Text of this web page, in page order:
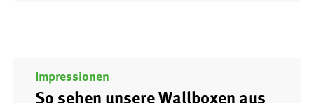
Impressionen
So sehen unsere Wallboxen aus